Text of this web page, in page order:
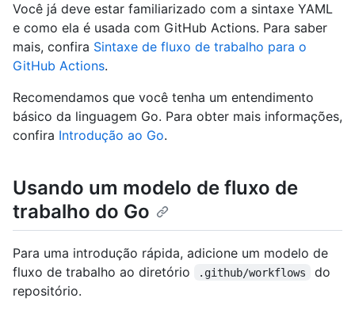
Você já deve estar familiarizado com a sintaxe YAML
e como ela é usada com GitHub Actions. Para saber
mais, confira Sintaxe de fluxo de trabalho para o
GitHub Actions.
Recomendamos que você tenha um entendimento
básico da linguagem Go. Para obter mais informações,
confira Introdução ao Go.
Usando um modelo de fluxo de
trabalho do Go
Para uma introdução rápida, adicione um modelo de
fluxo de trabalho ao diretório
.github/workflows
do
repositório.